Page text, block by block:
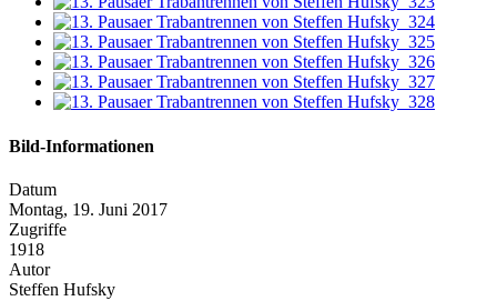
Bild-Informationen
Datum
Montag, 19. Juni 2017
Zugriffe
1918
Autor
Steffen Hufsky